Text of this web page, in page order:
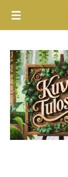
Siirry